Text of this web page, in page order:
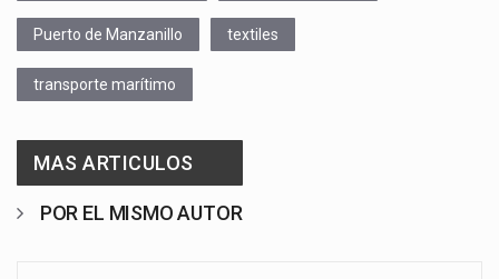
Puerto de Manzanillo textiles
transporte marítimo
MAS ARTICULOS
POR EL MISMO AUTOR